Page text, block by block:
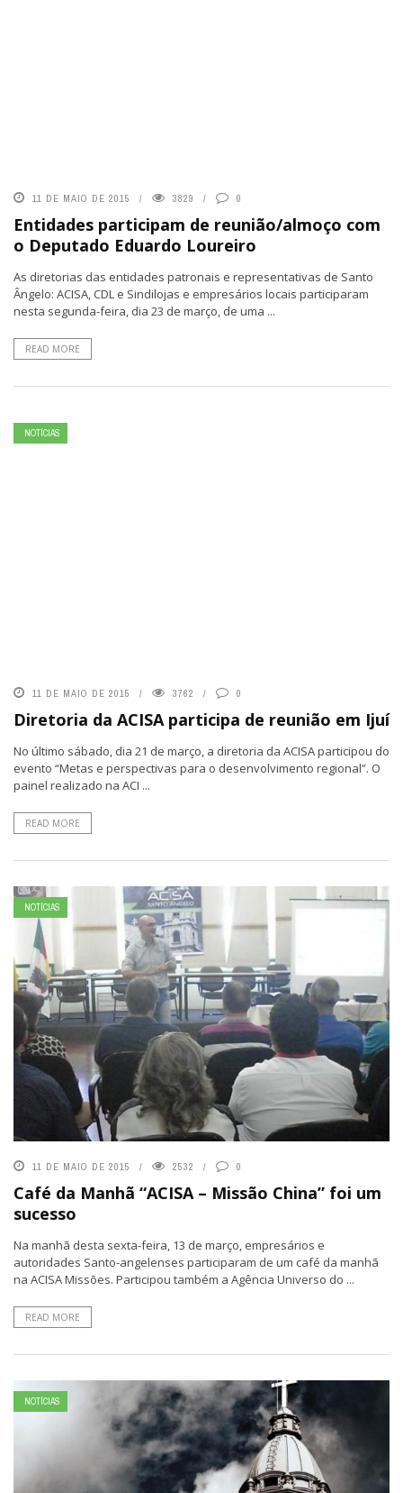
11 DE MAIO DE 2015 3829 0
Entidades participam de reunião/almoço com
o Deputado Eduardo Loureiro
As diretorias das entidades patronais e representativas de Santo
Ângelo: ACISA, CDL e Sindilojas e empresários locais participaram
nesta segunda-feira, dia 23 de março, de uma ...
READ MORE
NOTÍCIAS
11 DE MAIO DE 2015 3762 0
Diretoria da ACISA participa de reunião em Ijuí
No último sábado, dia 21 de março, a diretoria da ACISA participou do
evento “Metas e perspectivas para o desenvolvimento regional”. O
painel realizado na ACI ...
READ MORE
NOTÍCIAS
11 DE MAIO DE 2015 2532 0
Café da Manhã “ACISA – Missão China” foi um
sucesso
Na manhã desta sexta-feira, 13 de março, empresários e
autoridades Santo-angelenses participaram de um café da manhã
na ACISA Missões. Participou também a Agência Universo do ...
READ MORE
NOTÍCIAS